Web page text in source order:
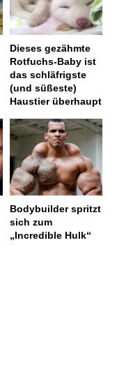
Dieses gezähmte
Rotfuchs-Baby ist
das schläfrigste
(und süßeste)
Haustier überhaupt
Bodybuilder spritzt
sich zum
„Incredible Hulk“